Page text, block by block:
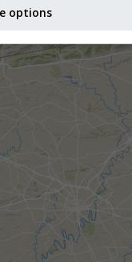
options